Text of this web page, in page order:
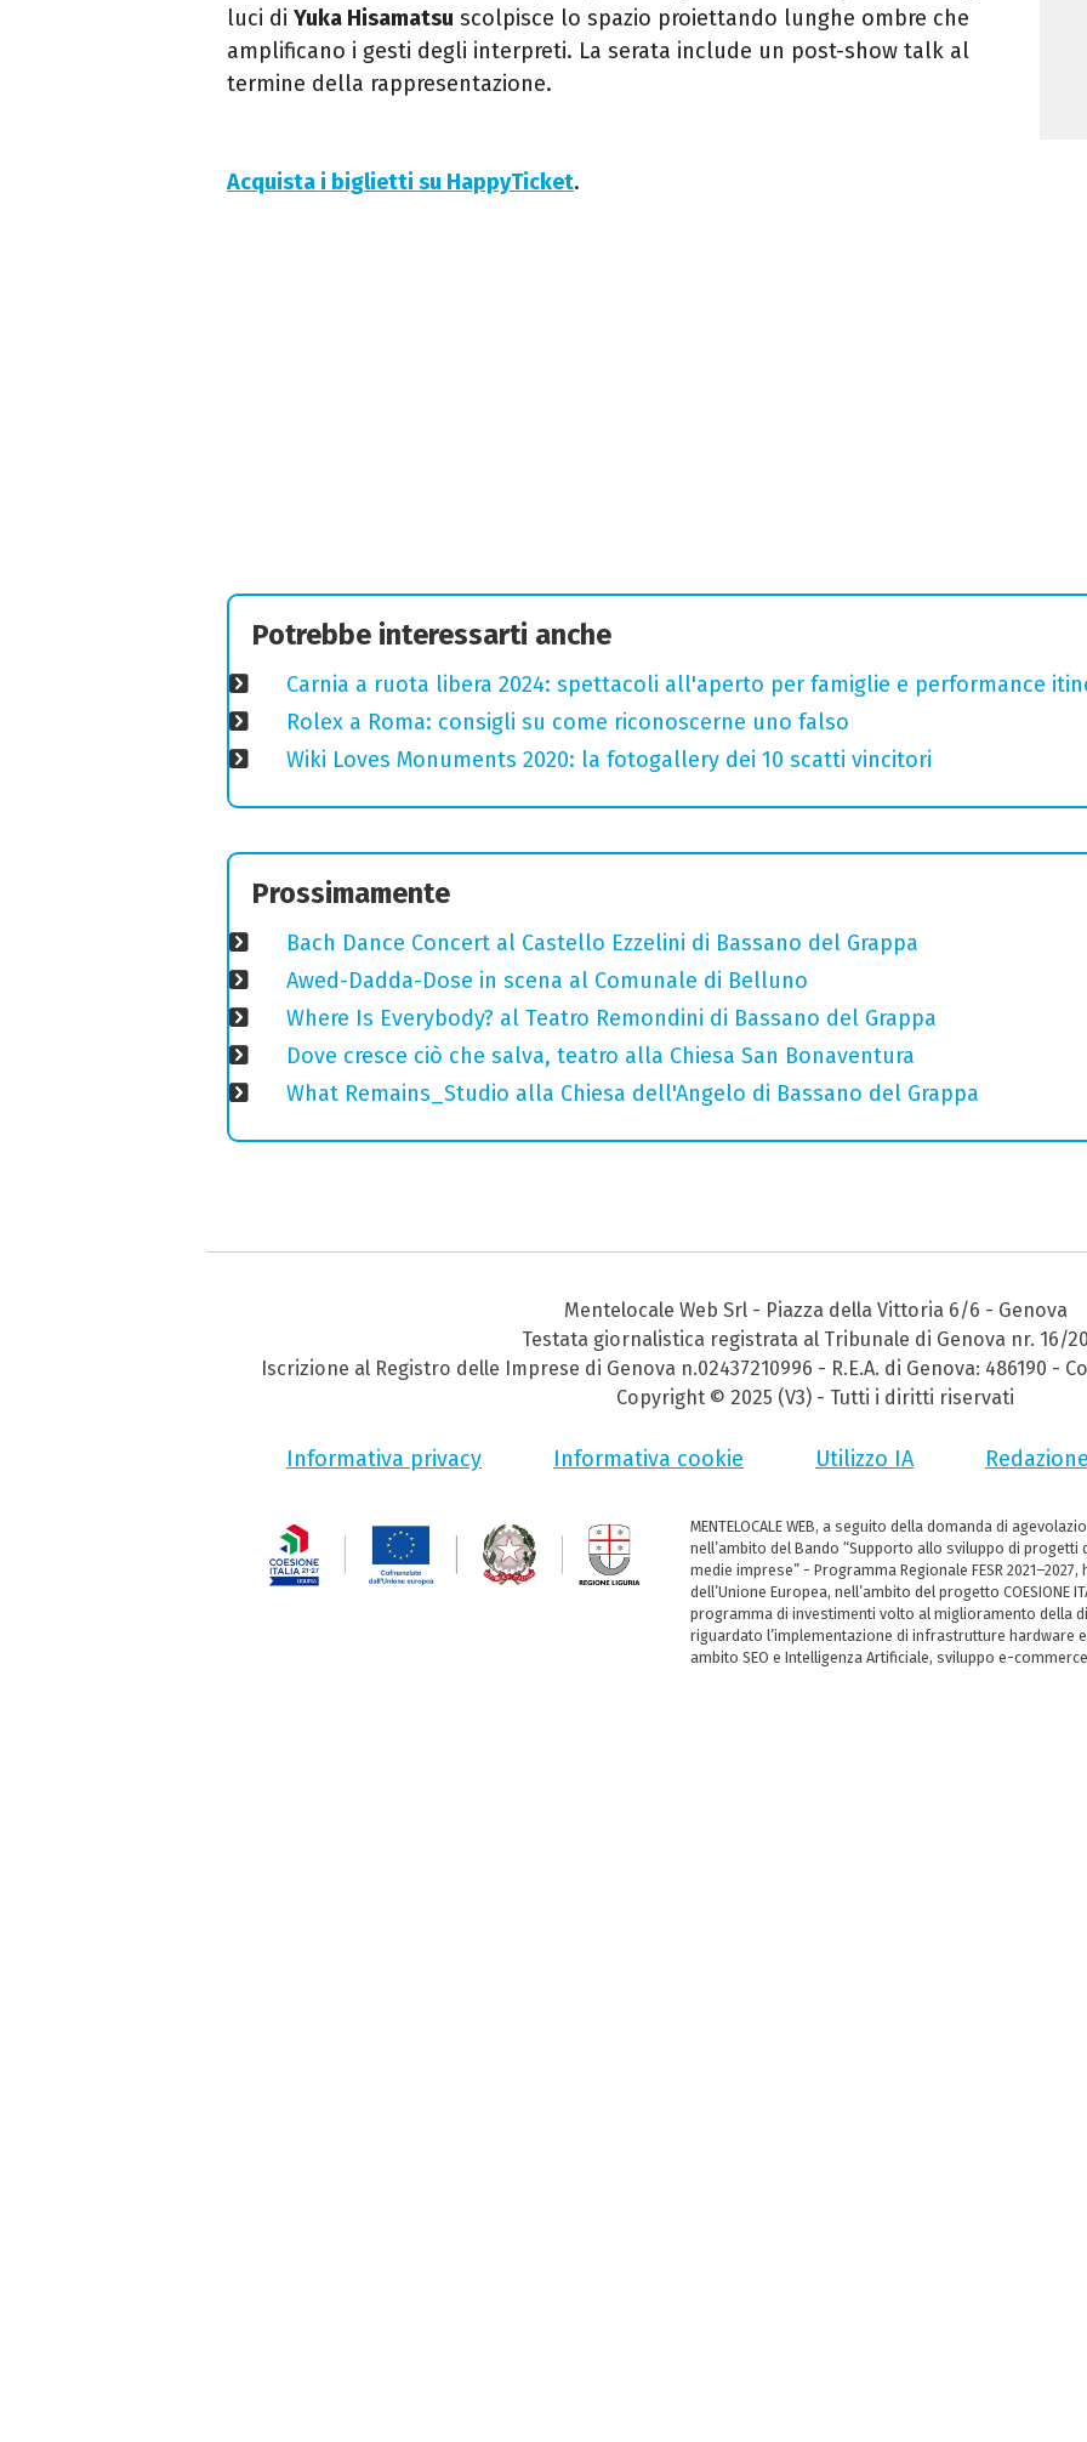
luci di Yuka Hisamatsu scolpisce lo spazio proiettando lunghe ombre che
amplificano i gesti degli interpreti. La serata include un post-show talk al
termine della rappresentazione.
Acquista i biglietti su HappyTicket.
Potrebbe interessarti anche
Carnia a ruota libera 2024: spettacoli all'aperto per famiglie e performance
Rolex a Roma: consigli su come riconoscerne uno falso
Wiki Loves Monuments 2020: la fotogallery dei 10 scatti vincitori
Prossimamente
Bach Dance Concert al Castello Ezzelini di Bassano del Grappa
Awed-Dadda-Dose in scena al Comunale di Belluno
Where Is Everybody? al Teatro Remondini di Bassano del Grappa
Dove cresce ciò che salva, teatro alla Chiesa San Bonaventura
What Remains_Studio alla Chiesa dell'Angelo di Bassano del Grappa
Mentelocale Web Srl - Piazza della Vittoria 6/6 - Genova
Testata giornalistica registrata al Tribunale di Genova nr. 16/
Iscrizione al Registro delle Imprese di Genova n.02437210996 - R.E.A. di Genova: 486190 -
Copyright © 2025 (V3) - Tutti i diritti riservati
Informativa privacy Informativa cookie Utilizzo IA
MENTELOCALE WEB, a seguito della domanda di
nell’ambito del Bando “Supporto allo sviluppo di
medie imprese” - Programma Regionale FESR
dell’Unione Europea, nell’ambito del progetto COESIONE
programma di investimenti volto al miglioramento della
riguardato l’implementazione di infrastrutture hardware
ambito SEO e Intelligenza Artificiale, sviluppo e-